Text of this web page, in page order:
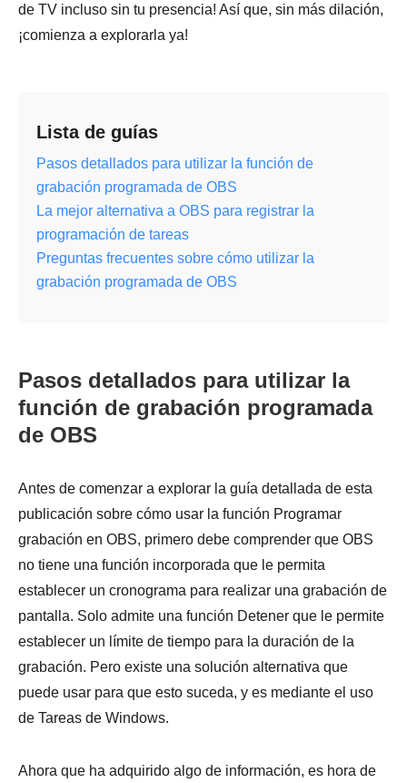
de TV incluso sin tu presencia! Así que, sin más dilación,
¡comienza a explorarla ya!
Lista de guías
Pasos detallados para utilizar la función de
grabación programada de OBS
La mejor alternativa a OBS para registrar la
programación de tareas
Preguntas frecuentes sobre cómo utilizar la
grabación programada de OBS
Pasos detallados para utilizar la
función de grabación programada
de OBS
Antes de comenzar a explorar la guía detallada de esta
publicación sobre cómo usar la función Programar
grabación en OBS, primero debe comprender que OBS
no tiene una función incorporada que le permita
establecer un cronograma para realizar una grabación de
pantalla. Solo admite una función Detener que le permite
establecer un límite de tiempo para la duración de la
grabación. Pero existe una solución alternativa que
puede usar para que esto suceda, y es mediante el uso
de Tareas de Windows.
Ahora que ha adquirido algo de información, es hora de